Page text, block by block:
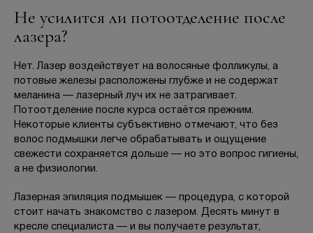
Не усилится ли потоотделение после
лазера?
Нет. Лазер воздействует на волосяные фолликулы, а
потовые железы расположены глубже и не содержат
меланина — лазерный луч их не затрагивает.
Потоотделение после курса остаётся прежним.
Некоторые клиенты субъективно отмечают, что без
волос подмышки легче обрабатывать и ощущение
свежести сохраняется дольше — но это вопрос гигиены,
а не физиологии.
Лазерная эпиляция подмышек — процедура, с которой
стоит начать знакомство с лазером. Десять минут в
кресле специалиста — и вы получаете результат,